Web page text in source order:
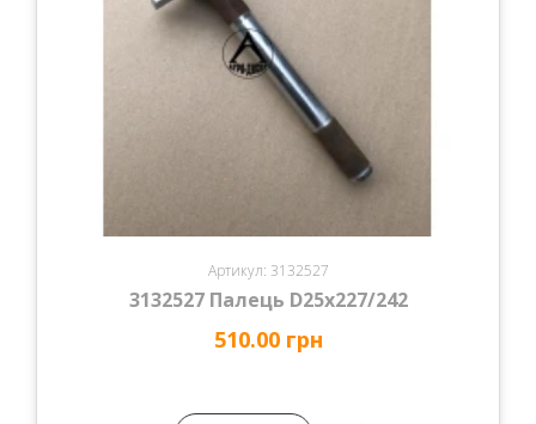
Артикул: 3132527
3132527 Палець D25х227/242
510.00 грн